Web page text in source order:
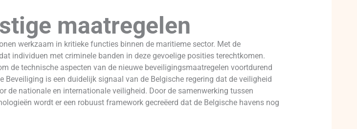
maatregelen
werkzaam in kritieke functies binnen de maritieme sector. Met de
individuen met criminele banden in deze gevoelige posities terechtkomen.
de technische aspecten van de nieuwe beveiligingsmaatregelen voortdurend
Beveiliging is een duidelijk signaal van de Belgische regering dat de veiligheid
de nationale en internationale veiligheid. Door de samenwerking tussen
wordt er een robuust framework gecreëerd dat de Belgische havens nog